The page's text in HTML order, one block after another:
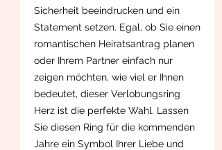
Sicherheit beeindrucken und ein
Statement setzen. Egal, ob Sie einen
romantischen Heiratsantrag planen
oder Ihrem Partner einfach nur
zeigen möchten, wie viel er Ihnen
bedeutet, dieser Verlobungsring
Herz ist die perfekte Wahl. Lassen
Sie diesen Ring für die kommenden
Jahre ein Symbol Ihrer Liebe und